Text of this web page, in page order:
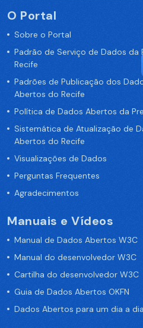
O Portal
Sobre o Portal
Padrão de Serviço de Dados da
Recife
Padrões de Publicação dos
Abertos do Recife
Política de Dados Abertos da
Sistemática de Atualização de
Abertos do Recife
Visualizações de Dados
Perguntas Frequentes
Agradecimentos
Manuais e Vídeos
Manual de Dados Abertos W3C
Manual do desenvolvedor W3C
Cartilha do desenvolvedor W3C
Guia de Dados Abertos OKFN
Dados Abertos para um dia a